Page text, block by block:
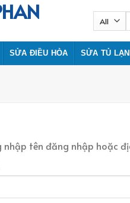
SỬA ĐIỀU HÒA SỬA TỦ
nhập tên đăng nhập hoặc